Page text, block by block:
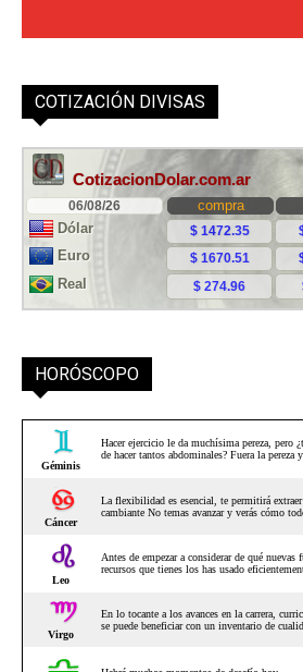
COTIZACIÓN DIVISAS
HORÓSCOPO